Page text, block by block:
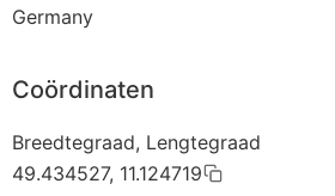
Germany
Coördinaten
Breedtegraad, Lengtegraad
49.434527, 11.124719